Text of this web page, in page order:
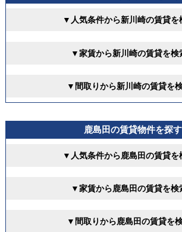
▼人気条件から新川崎の賃貸
▼家賃から新川崎の賃貸を
▼間取りから新川崎の賃貸を
鹿島田の賃貸物件を探す
▼人気条件から鹿島田の賃貸
▼家賃から鹿島田の賃貸を
▼間取りから鹿島田の賃貸を